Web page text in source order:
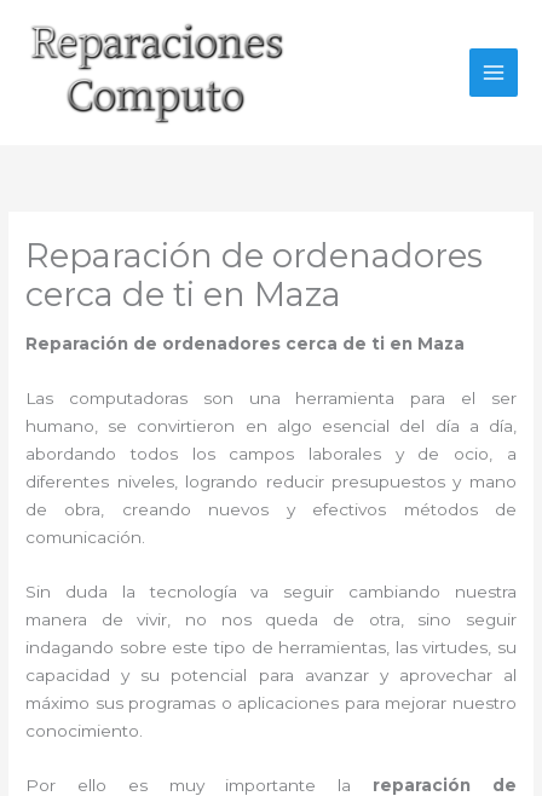
contenido
Reparación de ordenadores
cerca de ti en Maza
Reparación de ordenadores cerca de ti en Maza
Las computadoras son una herramienta para el ser
humano, se convirtieron en algo esencial del día a día,
abordando todos los campos laborales y de ocio, a
diferentes niveles, logrando reducir presupuestos y mano
de obra, creando nuevos y efectivos métodos de
comunicación.
Sin duda la tecnología va seguir cambiando nuestra
manera de vivir, no nos queda de otra, sino seguir
indagando sobre este tipo de herramientas, las virtudes, su
capacidad y su potencial para avanzar y aprovechar al
máximo sus programas o aplicaciones para mejorar nuestro
conocimiento.
Por ello es muy importante la reparación de